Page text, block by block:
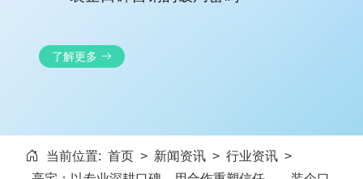
了解更多
当前位置: 首页 > 新闻资讯 > 行业资讯 >